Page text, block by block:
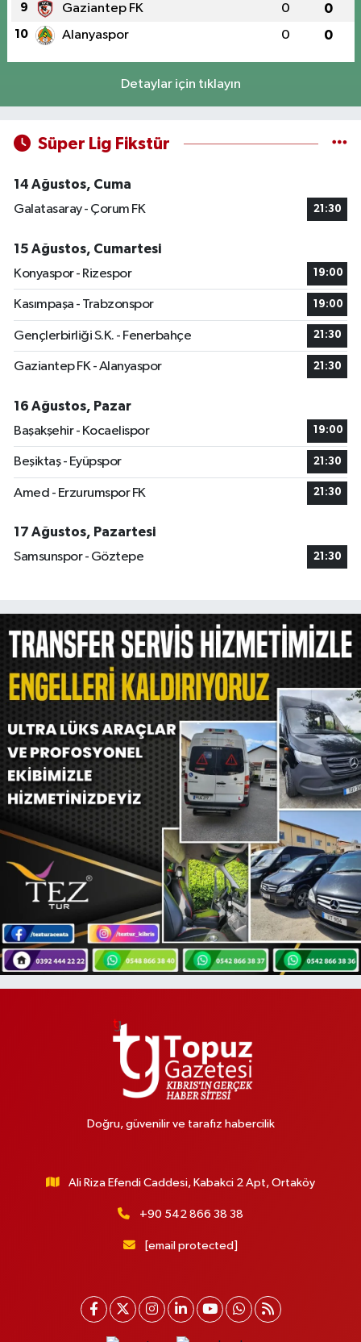
9 Gaziantep FK 0 0
10 Alanyaspor 0 0
Detaylar için tıklayın
Süper Lig Fikstür
14 Ağustos, Cuma
Galatasaray - Çorum FK
21:30
15 Ağustos, Cumartesi
Konyaspor - Rizespor
19:00
Kasımpaşa - Trabzonspor 19:00
Gençlerbirliği S.K. - Fenerbahçe 21:30
Gaziantep FK - Alanyaspor 21:30
16 Ağustos, Pazar
Başakşehir - Kocaelispor
19:00
Beşiktaş - Eyüpspor 21:30
Amed - Erzurumspor FK 21:30
17 Ağustos, Pazartesi
Samsunspor - Göztepe
21:30
Doğru, güvenilir ve tarafız habercilik
Ali Riza Efendi Caddesi, Kabakci 2 Apt, Ortaköy
+90 542 866 38 38
[email protected]